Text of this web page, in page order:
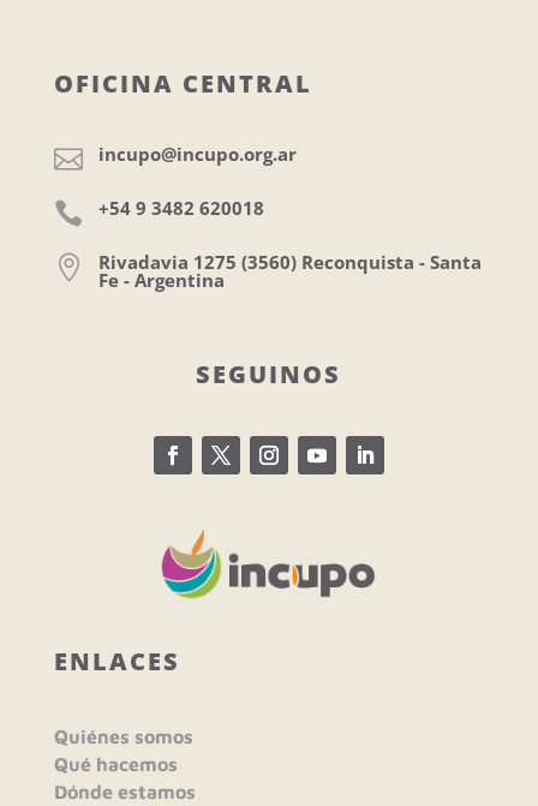
OFICINA CENTRAL
 incupo@incupo.org.ar
 +54 9 3482 620018
 Rivadavia 1275 (3560) Reconquista - Santa
Fe - Argentina
SEGUINOS
ENLACES
Quiénes somos
Qué hacemos
Dónde estamos